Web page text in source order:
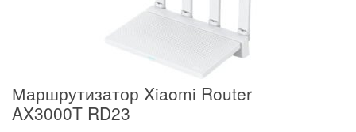
Маршрутизатор Xiaomi Router
AX3000T RD23